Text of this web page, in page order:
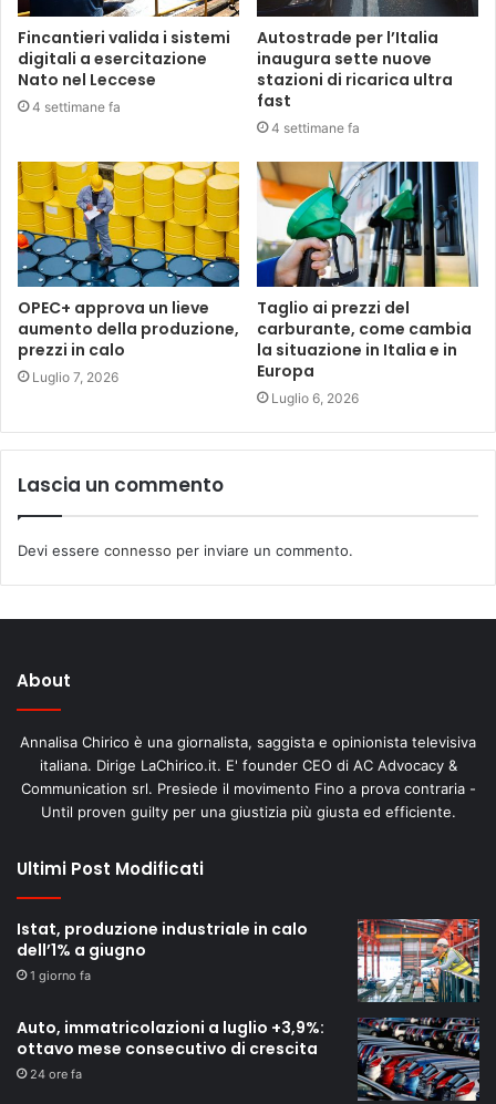
Fincantieri valida i sistemi
digitali a esercitazione
Nato nel Leccese
4 settimane fa
Autostrade per l’Italia
inaugura sette nuove
stazioni di ricarica ultra
fast
4 settimane fa
OPEC+ approva un lieve
aumento della produzione,
prezzi in calo
Luglio 7, 2026
Taglio ai prezzi del
carburante, come cambia
la situazione in Italia e in
Europa
Luglio 6, 2026
Lascia un commento
Devi essere connesso per inviare un commento.
About
Annalisa Chirico è una giornalista, saggista e opinionista televisiva
italiana. Dirige LaChirico.it. E' founder CEO di AC Advocacy &
Communication srl. Presiede il movimento Fino a prova contraria -
Until proven guilty per una giustizia più giusta ed efficiente.
Ultimi Post Modificati
Istat, produzione industriale in calo
dell’1% a giugno
1 giorno fa
Auto, immatricolazioni a luglio +3,9%:
ottavo mese consecutivo di crescita
24 ore fa